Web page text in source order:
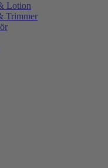
Lotion
Trimmer